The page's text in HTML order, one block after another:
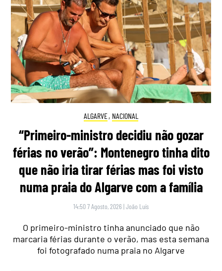
ALGARVE, NACIONAL
“Primeiro-ministro decidiu não gozar
férias no verão”: Montenegro tinha dito
que não iria tirar férias mas foi visto
numa praia do Algarve com a família
14:50 7 Agosto, 2026 |João Luís
O primeiro-ministro tinha anunciado que não
marcaria férias durante o verão, mas esta semana
foi fotografado numa praia no Algarve